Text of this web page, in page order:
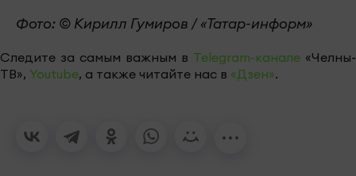
Фото: © Кирилл Гумиров / «Татар-информ»
Следите за самым важным в Telegram-канале «Челны-
ТВ», Youtube, а также читайте нас в «Дзен».